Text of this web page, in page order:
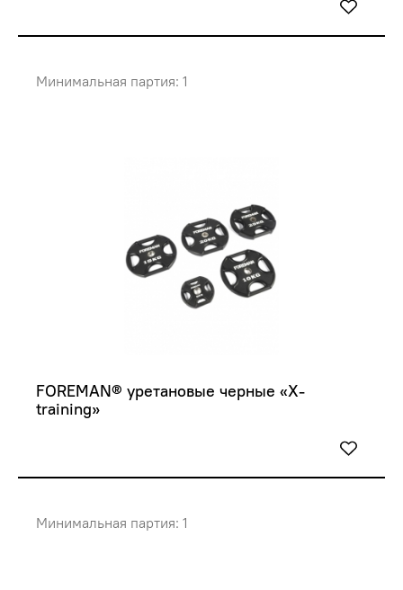
Минимальная партия: 1
FOREMAN® уретановые черные «X-
training»
Минимальная партия: 1